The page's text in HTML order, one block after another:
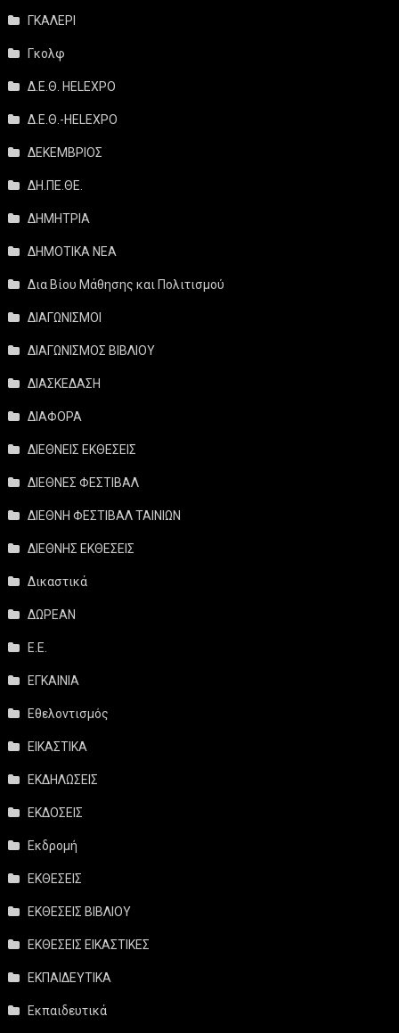
ΓΚΑΛΕΡΙ
Γκολφ
Δ.Ε.Θ. HELEXPO
Δ.Ε.Θ.-HELEXPO
ΔΕΚΕΜΒΡΙΟΣ
ΔΗ.ΠΕ.ΘΕ.
ΔΗΜΗΤΡΙΑ
ΔΗΜΟΤΙΚΑ ΝΕΑ
Δια Βίου Μάθησης και Πολιτισμού
ΔΙΑΓΩΝΙΣΜΟΙ
ΔΙΑΓΩΝΙΣΜΟΣ ΒΙΒΛΙΟΥ
ΔΙΑΣΚΕΔΑΣΗ
ΔΙΑΦΟΡΑ
ΔΙΕΘΝΕΙΣ ΕΚΘΕΣΕΙΣ
ΔΙΕΘΝΕΣ ΦΕΣΤΙΒΑΛ
ΔΙΕΘΝΗ ΦΕΣΤΙΒΑΛ ΤΑΙΝΙΩΝ
ΔΙΕΘΝΗΣ ΕΚΘΕΣΕΙΣ
Δικαστικά
ΔΩΡΕΑΝ
Ε.Ε.
ΕΓΚΑΙΝΙΑ
Εθελοντισμός
ΕΙΚΑΣΤΙΚΑ
ΕΚΔΗΛΩΣΕΙΣ
ΕΚΔΟΣΕΙΣ
Εκδρομή
ΕΚΘΕΣΕΙΣ
ΕΚΘΕΣΕΙΣ ΒΙΒΛΙΟΥ
ΕΚΘΕΣΕΙΣ ΕΙΚΑΣΤΙΚΕΣ
ΕΚΠΑΙΔΕΥΤΙΚΑ
Εκπαιδευτικά